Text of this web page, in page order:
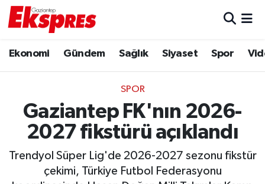
Ekonomi Gündem Sağlık Siyaset Spor
SPOR
Gaziantep FK'nın 2026-
2027 fikstürü açıklandı
Trendyol Süper Lig'de 2026-2027 sezonu fikstür
çekimi, Türkiye Futbol Federasyonu
Ekonomi
Gaziantep son dakika
Genel
Gündem
Trafik Durumu
Puan Durumu ve Fikstür
Tüm Manşetler
Son Dakika Haberleri